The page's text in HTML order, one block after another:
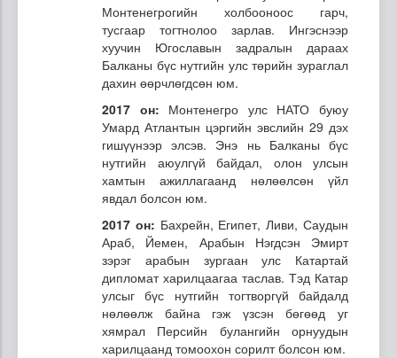
Монтенегрогийн холбооноос гарч,
тусгаар тогтнолоо зарлав. Ингэснээр
хуучин Югославын задралын дараах
Балканы бүс нутгийн улс төрийн зураглал
дахин өөрчлөгдсөн юм.
2017 он: Монтенегро улс НАТО буюу
Умард Атлантын цэргийн эвслийн 29 дэх
гишүүнээр элсэв. Энэ нь Балканы бүс
нутгийн аюулгүй байдал, олон улсын
хамтын ажиллагаанд нөлөөлсөн үйл
явдал болсон юм.
2017 он: Бахрейн, Египет, Ливи, Саудын
Араб, Йемен, Арабын Нэгдсэн Эмирт
зэрэг арабын зургаан улс Катартай
дипломат харилцаагаа таслав. Тэд Катар
улсыг бүс нутгийн тогтворгүй байдалд
нөлөөлж байна гэж үзсэн бөгөөд уг
хямрал Персийн булангийн орнуудын
харилцаанд томоохон сорилт болсон юм.